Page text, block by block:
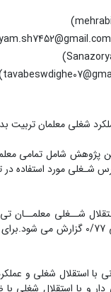
شغلی معلمان تربیت
شامل تمامی
پایایی پرسشنامه را مطلوب گزارش
استقلال شغلی و